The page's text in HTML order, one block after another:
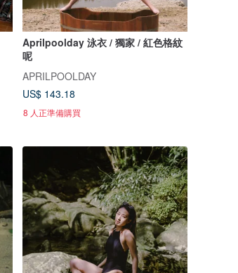
Aprilpoolday 泳衣 / 獨家 / 紅色格紋
呢
APRILPOOLDAY
US$ 143.18
8 人正準備購買